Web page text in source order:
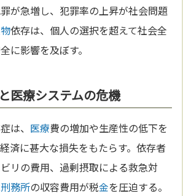
が急増し、犯罪率の上昇が社会問題
依存は、個人の選択を超えて社会全
に影響を及ぼす。
医療システムの危機
は、 医療費の増加や生産性の低下を
経済に甚大な損失をもたらす。依存者
リの費用、過剰摂取による救急対
刑務所の収容費用が税金を圧迫する。